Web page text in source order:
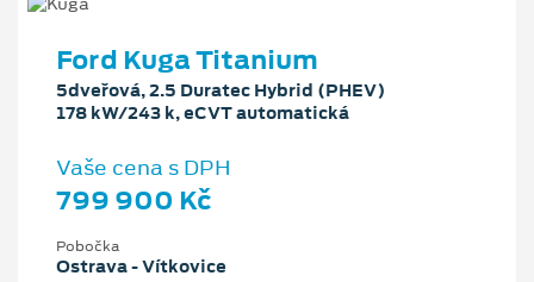
Ford Kuga Titanium
5dveřová, 2.5 Duratec Hybrid (PHEV)
178 kW/243 k, eCVT automatická
Vaše cena s DPH
799 900 Kč
Pobočka
Ostrava - Vítkovice